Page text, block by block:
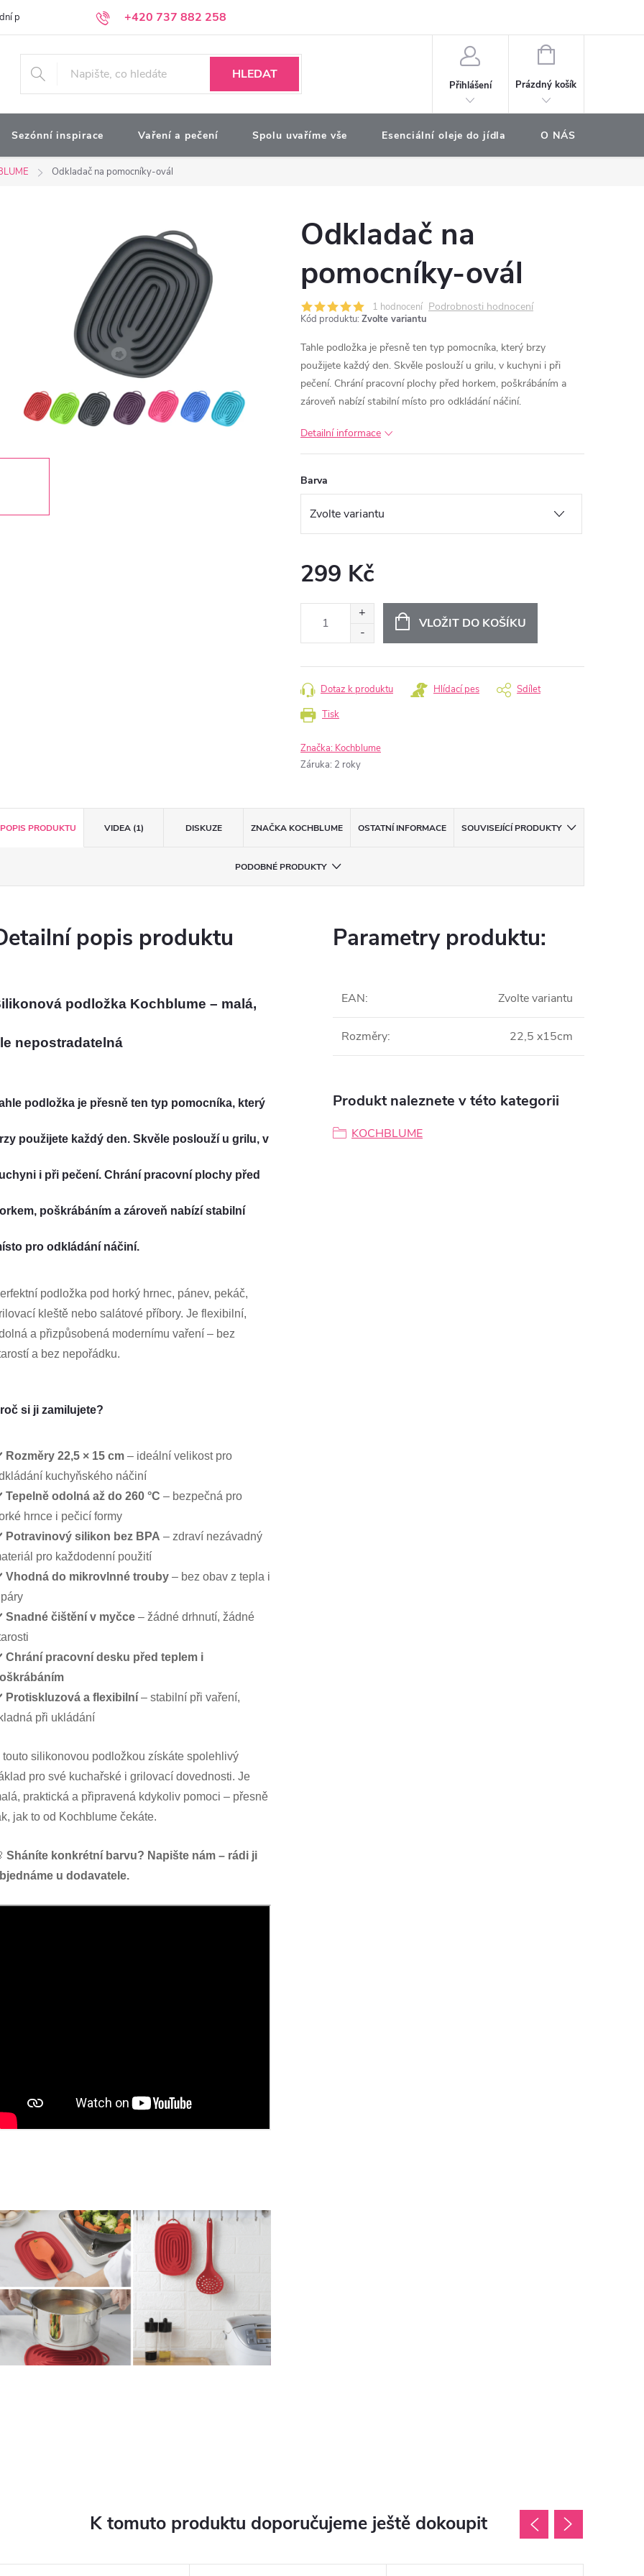
+420 737 882 258
podmínky Podmínky ochrany osobních údajů
HLEDAT
Přihlášení
NÁKUPNÍ
Prázdný košík
Sezónní inspirace Vaření a pečení Spolu uvaříme vše Esenciální oleje do jídla O NÁS
Odkladač na pomocníky-ovál
Odkladač na
pomocníky-ovál
1 hodnocení Podrobnosti hodnocení
Kód produktu: Zvolte variantu
Tahle podložka je přesně ten typ pomocníka, který brzy
použijete každý den. Skvěle poslouží u grilu, v kuchyni i při
pečení. Chrání pracovní plochy před horkem, poškrábáním a
zároveň nabízí stabilní místo pro odkládání náčiní.
Detailní informace
Barva
299 Kč
VLOŽIT DO KOŠÍKU
Tisk
Dotaz k produktu Hlídací pes Sdílet
Značka: Kochblume
Záruka: 2 roky
POPIS PRODUKTU VIDEA (1) DISKUZE ZNAČKA KOCHBLUME OSTATNÍ INFORMACE SOUVISEJÍCÍ PRODUKTY
PODOBNÉ PRODUKTY
popis produktu
podložka Kochblume – malá,
nepostradatelná
podložka je přesně ten typ pomocníka, který
použijete každý den. Skvěle poslouží u grilu, v
i při pečení. Chrání pracovní plochy před
poškrábáním a zároveň nabízí stabilní
pro odkládání náčiní.
podložka pod horký hrnec, pánev, pekáč,
kleště nebo salátové příbory. Je flexibilní,
a přizpůsobená modernímu vaření – bez
a bez nepořádku.
si ji zamilujete?
Rozměry 22,5 × 15 cm – ideální velikost pro
kuchyňského náčiní
Tepelně odolná až do 260 °C – bezpečná pro
hrnce i pečicí formy
Potravinový silikon bez BPA – zdraví nezávadný
pro každodenní použití
Vhodná do mikrovlnné trouby – bez obav z tepla i
Snadné čištění v myčce – žádné drhnutí, žádné
Chrání pracovní desku před teplem i
Protiskluzová a flexibilní – stabilní při vaření,
při ukládání
touto silikonovou podložkou získáte spolehlivý
pro své kuchařské i grilovací dovednosti. Je
praktická a připravená kdykoliv pomoci – přesně
jak to od Kochblume čekáte.
Sháníte konkrétní barvu? Napište nám – rádi ji
u dodavatele.
Parametry produktu:
EAN: Zvolte variantu
Rozměry: 22,5 x15cm
Produkt naleznete v této kategorii
KOCHBLUME
K tomuto produktu doporučujeme ještě dokoupit